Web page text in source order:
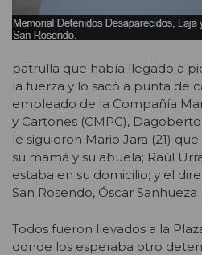
patrulla que había llegado a
la fuerza y lo sacó a punta de
empleado de la Compañía
y Cartones (CMPC),
le siguieron Mario Jara (21)
su mamá y su abuela; Raúl
estaba en su domicilio; y el
San Rosendo, Óscar Sanhueza
Todos fueron llevados a la
donde los esperaba otro